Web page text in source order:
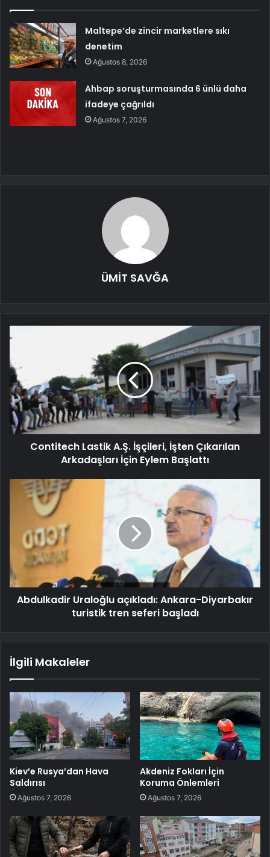
Maltepe’de zincir marketlere sıkı
denetim
Ağustos 8, 2026
Ahbap soruşturmasında 6 ünlü daha
ifadeye çağrıldı
Ağustos 7, 2026
ÜMİT SAVĞA
Contitech Lastik A.Ş. İşçileri, İşten Çıkarılan
Arkadaşları İçin Eylem Başlattı
Abdulkadir Uraloğlu açıkladı: Ankara-Diyarbakır
turistik tren seferi başladı
İlgili Makaleler
Kiev’e Rusya’dan Hava
Saldırısı
Ağustos 7, 2026
Akdeniz Fokları İçin
Koruma Önlemleri
Ağustos 7, 2026